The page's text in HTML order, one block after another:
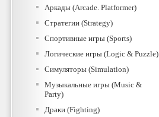
Аркады (Arcade. Platformer)
Стратегии (Strategy)
Спортивные игры (Sports)
Логические игры (Logic & Puzzle)
Симуляторы (Simulation)
Музыкальные игры (Music &
Party)
Драки (Fighting)